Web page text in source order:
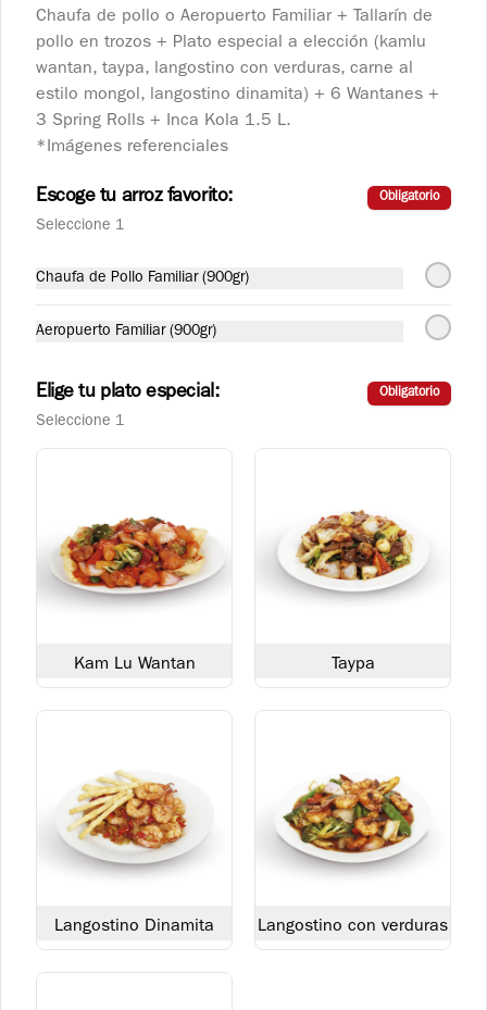
S/ 29.90
Langostino Dinamita
picante.
S/ 32.90
Langostino con Verduras
Langostinos salteados con verduras
orientales.
S/ 29.90
chancho, carne y langostino, acompañado
de verduras salteadas y huevo de codorniz.
Bebidas
Agua San Luis con Gas 625
Chaufa de pollo o Aeropuerto Familiar + Tallarín de
pollo en trozos + Plato especial a elección (kamlu
wantan, taypa, langostino con verduras, carne al
estilo mongol, langostino dinamita) + 6 Wantanes +
3 Spring Rolls + Inca Kola 1.5 L.
*Imágenes referenciales
Escoge tu arroz favorito: Obligatorio
Seleccione 1
Chaufa de Pollo Familiar (900gr)
Aeropuerto Familiar (900gr)
Elige tu plato especial: Obligatorio
Seleccione 1
Kam Lu Wantan Taypa
Langostino Dinamita Langostino con verduras